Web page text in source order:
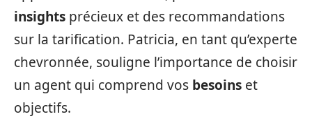
insights précieux et des recommandations
sur la tarification. Patricia, en tant qu’experte
chevronnée, souligne l’importance de choisir
un agent qui comprend vos besoins et
objectifs.